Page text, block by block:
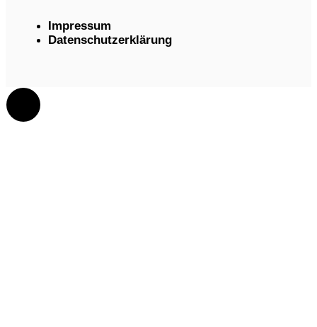
Impressum
Datenschutzerklärung